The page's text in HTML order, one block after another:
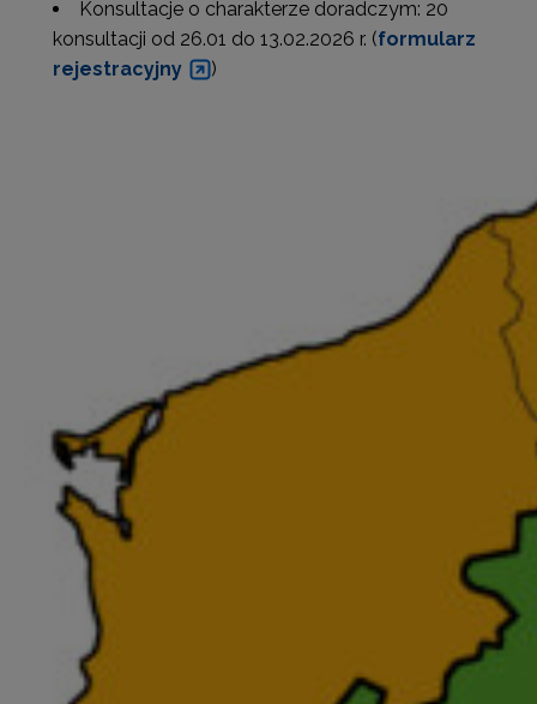
Konsultacje o charakterze doradczym: 20
konsultacji od 26.01 do 13.02.2026 r. (formularz
rejestracyjny
)